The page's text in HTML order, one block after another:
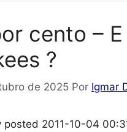
cento –
?
de 2025 Por Igmar
posted 2011-10-04